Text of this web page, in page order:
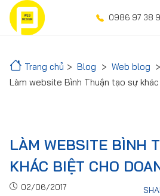
0986 97 38
Trang chủ Blog
Web blog
Làm website Bình Thuận tạo sự
LÀM WEBSITE BÌNH
KHÁC BIỆT CHO
02/06/2017